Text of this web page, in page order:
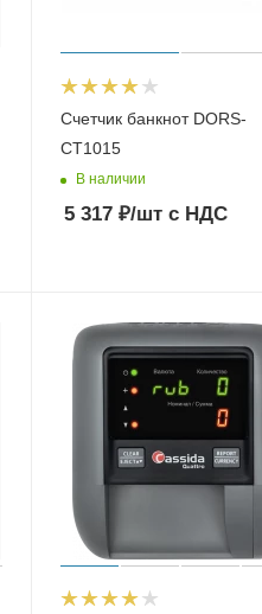
Счетчик банкнот DORS-
CT1015
В наличии
5 317 ₽/шт с НДС